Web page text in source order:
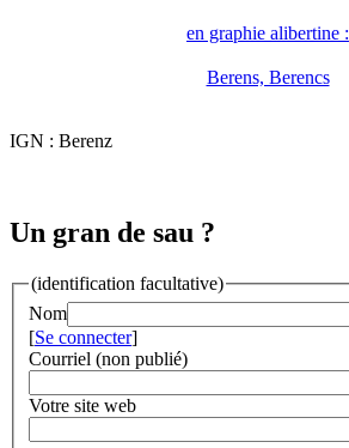
en graphie alibertine :
Berens, Berencs
IGN : Berenz
Un gran de sau ?
(identification facultative)
Nom
[Se connecter]
Courriel (non publié)
Votre site web